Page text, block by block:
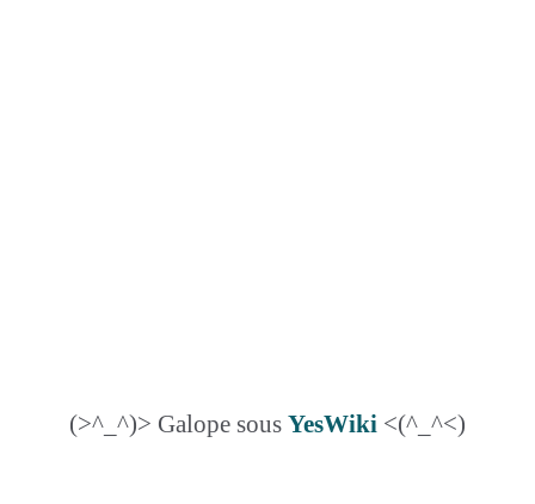
(>^_^)> Galope sous YesWiki <(^_^<)